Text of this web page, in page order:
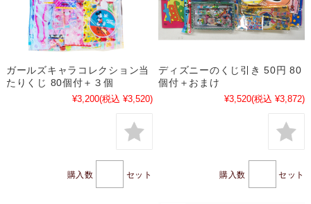
ガールズキャラコレクション当
たりくじ 80個付＋３個
¥3,200(税込 ¥3,520)
購入数 セット
ディズニーのくじ引き 50円 80
個付＋おまけ
¥3,520(税込 ¥3,872)
購入数 セット